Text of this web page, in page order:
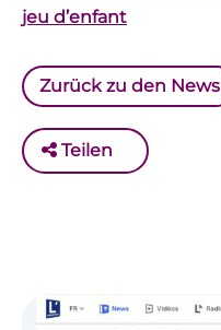
jeu d’enfant
Zurück zu den News
Teilen